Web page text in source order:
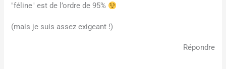
"féline" est de l’ordre de 95%
(mais je suis assez exigeant !)
Répondre